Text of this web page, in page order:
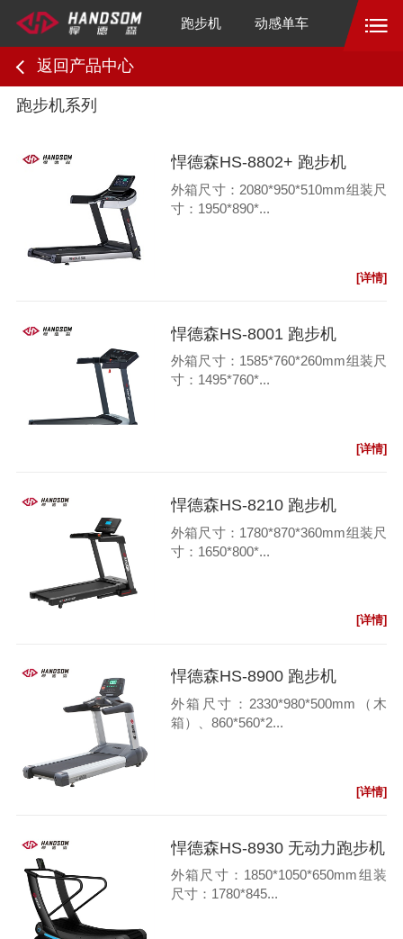
跑步机 动感单车
返回产品中心
跑步机系列
悍德森HS-8802+ 跑步机
外箱尺寸：2080*950*510mm组装尺
寸：1950*890*...
[详情]
悍德森HS-8001 跑步机
外箱尺寸：1585*760*260mm组装尺
寸：1495*760*...
[详情]
悍德森HS-8210 跑步机
外箱尺寸：1780*870*360mm组装尺
寸：1650*800*...
[详情]
悍德森HS-8900 跑步机
外箱尺寸：2330*980*500mm（木
箱）、860*560*2...
[详情]
悍德森HS-8930 无动力跑步机
外箱尺寸：1850*1050*650mm组装
尺寸：1780*845...